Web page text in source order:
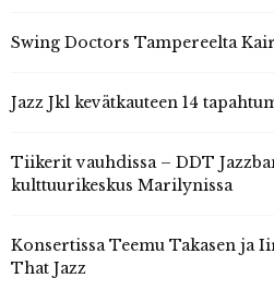
Swing Doctors Tampereelta
Jazz Jkl kevätkauteen 14
Tiikerit vauhdissa – DDT
kulttuurikeskus Marilynissa
Konsertissa Teemu Takasen ja
That Jazz